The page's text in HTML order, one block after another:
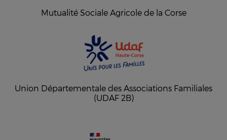
Mutualité Sociale Agricole de la Corse
Union Départementale des Associations Familiales
(UDAF 2B)